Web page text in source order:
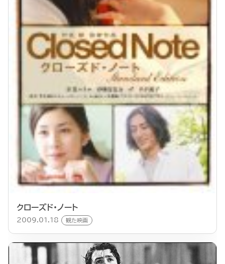
クローズド・ノート
2009.01.18 観た映画